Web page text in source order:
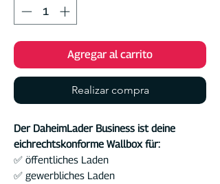
Agregar al carrito
Realizar compra
Der DaheimLader Business ist deine
eichrechtskonforme Wallbox für:
✅ öffentliches Laden
✅ gewerbliches Laden